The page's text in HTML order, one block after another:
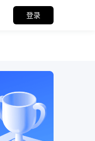
登录